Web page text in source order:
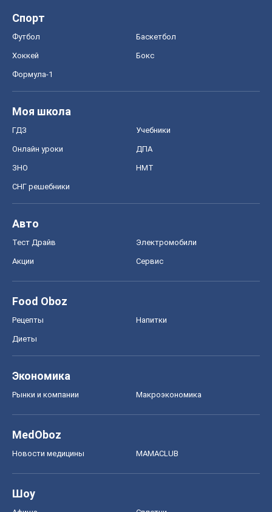
Спорт
Футбол Баскетбол
Хоккей Бокс
Формула-1
Моя школа
ГДЗ Учебники
Онлайн уроки ДПА
ЗНО НМТ
СНГ решебники
Авто
Тест Драйв Электромобили
Акции Сервис
Food Oboz
Рецепты Напитки
Диеты
Экономика
Рынки и компании Mакроэкономика
MedOboz
Новости медицины MAMACLUB
Шоу